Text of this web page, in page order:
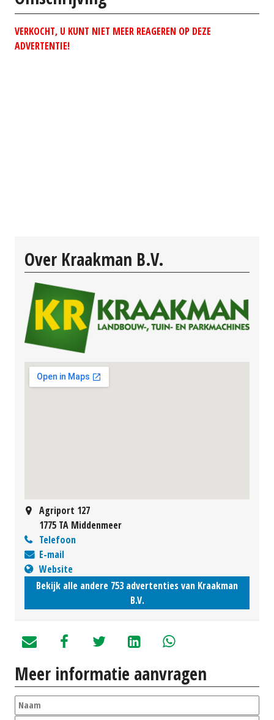
VERKOCHT, U KUNT NIET MEER REAGEREN OP DEZE
ADVERTENTIE!
Over Kraakman B.V.
Agriport 127
1775 TA Middenmeer
Telefoon
E-mail
Website
Bekijk alle andere 753 advertenties van Kraakman
B.V.
Meer informatie aanvragen